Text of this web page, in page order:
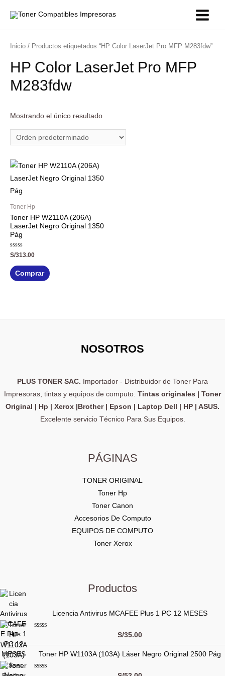
Main
Inicio / Productos etiquetados “HP Color LaserJet Pro MFP M283fdw”
HP Color LaserJet Pro MFP
M283fdw
Mostrando el único resultado
Toner Hp
Toner HP W2110A (206A)
LaserJet Negro Original 1350
Pág
Valorado
con
de
5
S/313.00
Comprar
NOSOTROS
PLUS TONER SAC. Importador - Distribuidor de Toner Para
Impresoras, tintas y equipos de computo. Tintas originales | Toner
Original | Hp | Xerox |Brother | Epson | Laptop Dell | HP | ASUS.
Excelente servicio Técnico Para Sus Equipos.
PÁGINAS
TONER ORIGINAL
Toner Hp
Toner Canon
Accesorios De Computo
EQUIPOS DE COMPUTO
Toner Xerox
Productos
Licencia Antivirus MCAFEE Plus 1 PC 12 MESES
a
S/35.00
Toner HP W1103A (103A) Láser Negro Original 2500 Pág